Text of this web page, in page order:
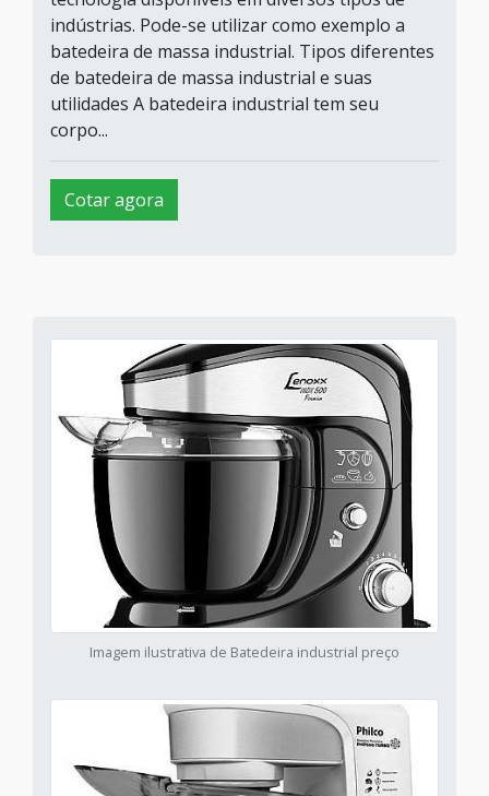
indústrias. Pode-se utilizar como exemplo a
batedeira de massa industrial. Tipos diferentes
de batedeira de massa industrial e suas
utilidades A batedeira industrial tem seu
corpo...
Cotar agora
Imagem ilustrativa de Batedeira industrial preço